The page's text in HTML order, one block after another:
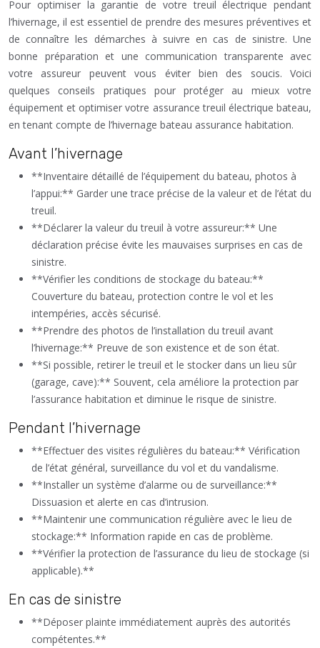
Pour optimiser la garantie de votre treuil électrique pendant
l’hivernage, il est essentiel de prendre des mesures préventives et
de connaître les démarches à suivre en cas de sinistre. Une
bonne préparation et une communication transparente avec
votre assureur peuvent vous éviter bien des soucis. Voici
quelques conseils pratiques pour protéger au mieux votre
équipement et optimiser votre assurance treuil électrique bateau,
en tenant compte de l’hivernage bateau assurance habitation.
Avant l’hivernage
**Inventaire détaillé de l’équipement du bateau, photos à
l’appui:** Garder une trace précise de la valeur et de l’état du
treuil.
**Déclarer la valeur du treuil à votre assureur:** Une
déclaration précise évite les mauvaises surprises en cas de
sinistre.
**Vérifier les conditions de stockage du bateau:**
Couverture du bateau, protection contre le vol et les
intempéries, accès sécurisé.
**Prendre des photos de l’installation du treuil avant
l’hivernage:** Preuve de son existence et de son état.
**Si possible, retirer le treuil et le stocker dans un lieu sûr
(garage, cave):** Souvent, cela améliore la protection par
l’assurance habitation et diminue le risque de sinistre.
Pendant l’hivernage
**Effectuer des visites régulières du bateau:** Vérification
de l’état général, surveillance du vol et du vandalisme.
**Installer un système d’alarme ou de surveillance:**
Dissuasion et alerte en cas d’intrusion.
**Maintenir une communication régulière avec le lieu de
stockage:** Information rapide en cas de problème.
**Vérifier la protection de l’assurance du lieu de stockage (si
applicable).**
En cas de sinistre
**Déposer plainte immédiatement auprès des autorités
compétentes.**